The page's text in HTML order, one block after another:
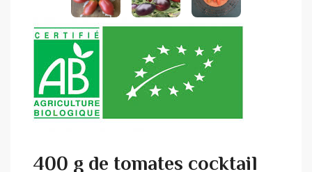
400 g de tomates cocktail